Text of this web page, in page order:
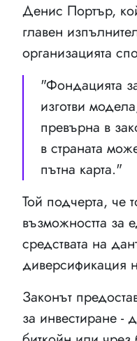
Денис Портър,
главен
организацията
"Фондацията
изготви
превърна в
в страната
пътна карта."
Той подчерта, че
възможността за
средствата на
диверсификация
Законът
за инвестиране -